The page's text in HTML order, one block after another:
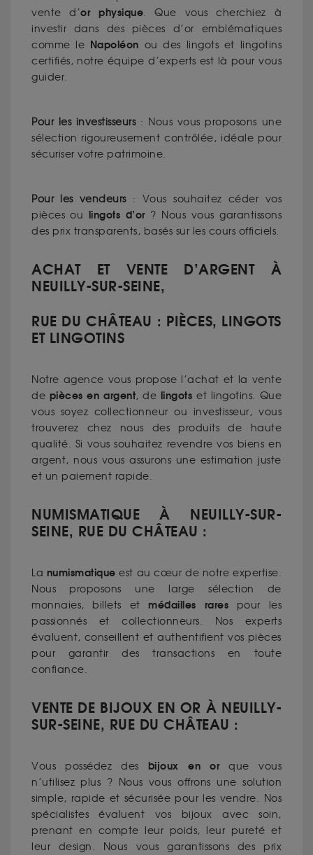
vente d’or physique. Que vous cherchiez à
investir dans des pièces d’or emblématiques
comme le Napoléon ou des lingots et lingotins
certifiés, notre équipe d’experts est là pour vous
guider.
Pour les investisseurs: Nous vous proposons une
sélection rigoureusement contrôlée, idéale pour
sécuriser votre patrimoine.
Pour les vendeurs: Vous souhaitez céder vos
pièces ou lingots d’or? Nous vous garantissons
des prix transparents, basés sur les cours officiels.
ACHAT ET VENTE D’ARGENT À
NEUILLY-SUR-SEINE,
RUE DU CHÂTEAU : PIÈCES, LINGOTS
ET LINGOTINS
Notre agence vous propose l’achat et la vente
de pièces en argent, de lingots et lingotins. Que
vous soyez collectionneur ou investisseur, vous
trouverez chez nous des produits de haute
qualité. Si vous souhaitez revendre vos biens en
argent, nous vous assurons une estimation juste
et un paiement rapide.
NUMISMATIQUE À NEUILLY-SUR-
SEINE, RUE DU CHÂTEAU :
La numismatique est au cœur de notre expertise.
Nous proposons une large sélection de
monnaies, billets etmédailles rares pour les
passionnés et collectionneurs. Nos experts
évaluent, conseillent et authentifient vos pièces
pour garantir des transactions en toute
confiance.
VENTE DE BIJOUX EN OR À NEUILLY-
SUR-SEINE, RUE DU CHÂTEAU :
Vous possédez des bijoux en orque vous
n’utilisez plus ? Nous vous offrons une solution
simple, rapide et sécurisée pour les vendre. Nos
spécialistes évaluent vos bijoux avec soin,
prenant en compte leur poids, leur pureté et
leur design. Nous vous garantissons des prix